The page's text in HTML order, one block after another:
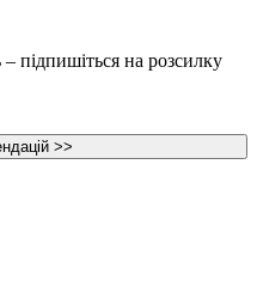
– підпишіться на розсилку